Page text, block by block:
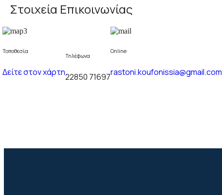
Στοιχεία Επικοινωνίας
Τοποθεσία
Δείτε στον χάρτη
Τηλέφωνα
22850 71697
Online
rastoni.koufonissia@gmail.com